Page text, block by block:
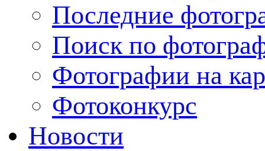
Последние
Поиск по
Фотографии на
Фотоконкурс
Новости